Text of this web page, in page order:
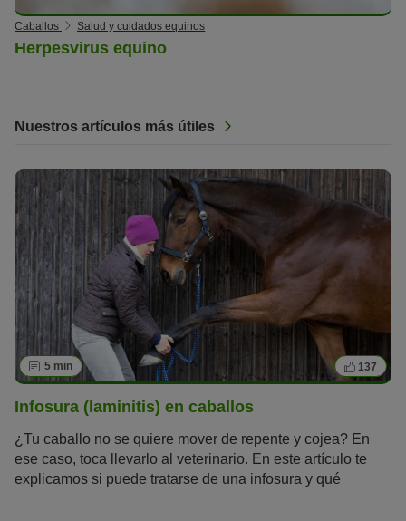
Caballos Salud y cuidados equinos
Herpesvirus equino
Nuestros artículos más útiles
5 min 137
Infosura (laminitis) en caballos
¿Tu caballo no se quiere mover de repente y cojea? En
ese caso, toca llevarlo al veterinario. En este artículo te
explicamos si puede tratarse de una infosura y qué